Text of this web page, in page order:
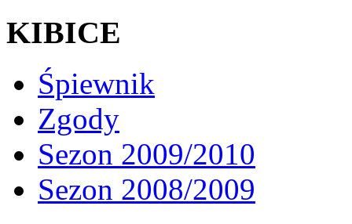
KIBICE
Śpiewnik
Zgody
Sezon 2009/2010
Sezon 2008/2009